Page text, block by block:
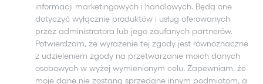
informacji marketingowych i handlowych. Będą one
dotyczyć wyłącznie produktów i usług oferowanych
przez administratora lub jego zaufanych partnerów.
Potwierdzam, że wyrażenie tej zgody jest równoznaczne
z udzieleniem zgody na przetwarzanie moich danych
osobowych w wyżej wymienionym celu. Zapewniam, że
moje dane nie zostaną sprzedane innym podmiotom, a